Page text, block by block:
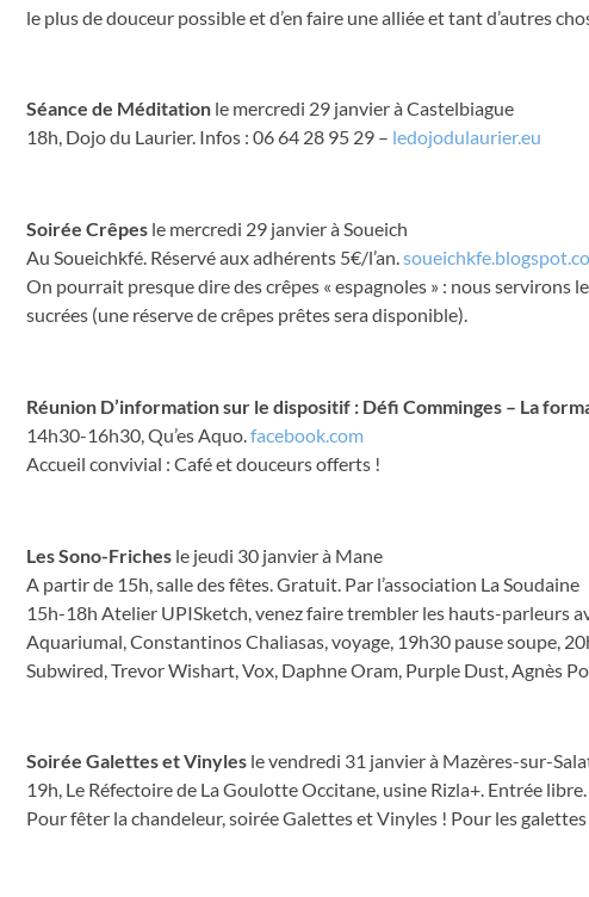
le plus de douceur possible et d’en faire une alliée et tant d’autres
Séance de Méditation le mercredi 29 janvier à Castelbiague
18h, Dojo du Laurier. Infos : 06 64 28 95 29 – ledojodulaurier.eu
Soirée Crêpes le mercredi 29 janvier à Soueich
Au Soueichkfé. Réservé aux adhérents 5€/l’an.
On pourrait presque dire des crêpes « espagnoles » : nous servirons
sucrées (une réserve de crêpes prêtes sera disponible).
Réunion D’information sur le dispositif : Défi Comminges – La
14h30-16h30, Qu’es Aquo.facebook.com
Accueil convivial : Café et douceurs offerts !
Les Sono-Friches le jeudi 30 janvier à Mane
A partir de 15h, salle des fêtes. Gratuit. Par l’association La Soudaine
15h-18h Atelier UPISketch, venez faire trembler les hauts-parleurs
Aquariumal, Constantinos Chaliasas, voyage, 19h30 pause soupe,
Subwired, Trevor Wishart, Vox, Daphne Oram, Purple Dust, Agnès
Soirée Galettes et Vinyles le vendredi 31 janvier à Mazères-sur-
19h, Le Réfectoire de La Goulotte Occitane, usine Rizla+. Entrée libre.
Pour fêter la chandeleur, soirée Galettes et Vinyles ! Pour les